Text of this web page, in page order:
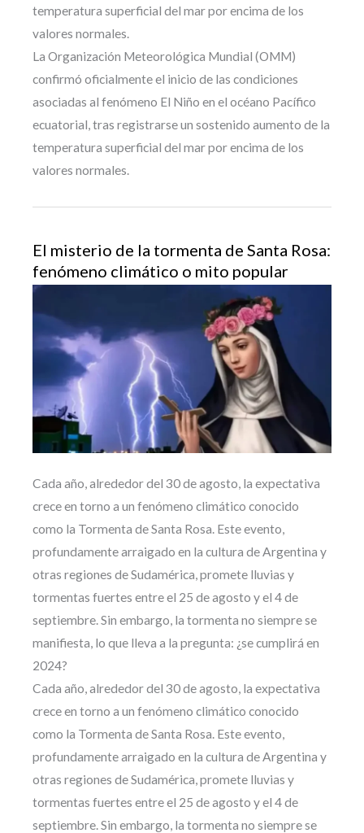
temperatura superficial del mar por encima de los
valores normales.
La Organización Meteorológica Mundial (OMM)
confirmó oficialmente el inicio de las condiciones
asociadas al fenómeno El Niño en el océano Pacífico
ecuatorial, tras registrarse un sostenido aumento de la
temperatura superficial del mar por encima de los
valores normales.
El misterio de la tormenta de Santa Rosa:
fenómeno climático o mito popular
Cada año, alrededor del 30 de agosto, la expectativa
crece en torno a un fenómeno climático conocido
como la Tormenta de Santa Rosa. Este evento,
profundamente arraigado en la cultura de Argentina y
otras regiones de Sudamérica, promete lluvias y
tormentas fuertes entre el 25 de agosto y el 4 de
septiembre. Sin embargo, la tormenta no siempre se
manifiesta, lo que lleva a la pregunta: ¿se cumplirá en
2024?
Cada año, alrededor del 30 de agosto, la expectativa
crece en torno a un fenómeno climático conocido
como la Tormenta de Santa Rosa. Este evento,
profundamente arraigado en la cultura de Argentina y
otras regiones de Sudamérica, promete lluvias y
tormentas fuertes entre el 25 de agosto y el 4 de
septiembre. Sin embargo, la tormenta no siempre se